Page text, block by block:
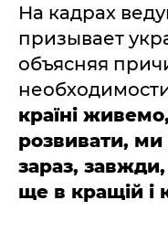
На кадрах
призывает
объясняя
країні
розвивати,
зараз,
ще в кращій і